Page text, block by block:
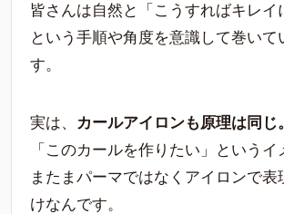
皆さんは自然と「こうすればキレイ
という手順や角度を意識して巻いて
す。
実は、
カールアイロンも原理は同じ。
「このカールを作りたい」というイ
またまパーマではなくアイロンで表
けなんです。